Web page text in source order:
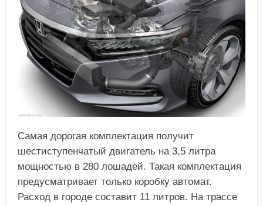
Самая дорогая комплектация получит
шестиступенчатый двигатель на 3,5 литра
мощностью в 280 лошадей. Такая комплектация
предусматривает только коробку автомат.
Расход в городе составит 11 литров. На трассе